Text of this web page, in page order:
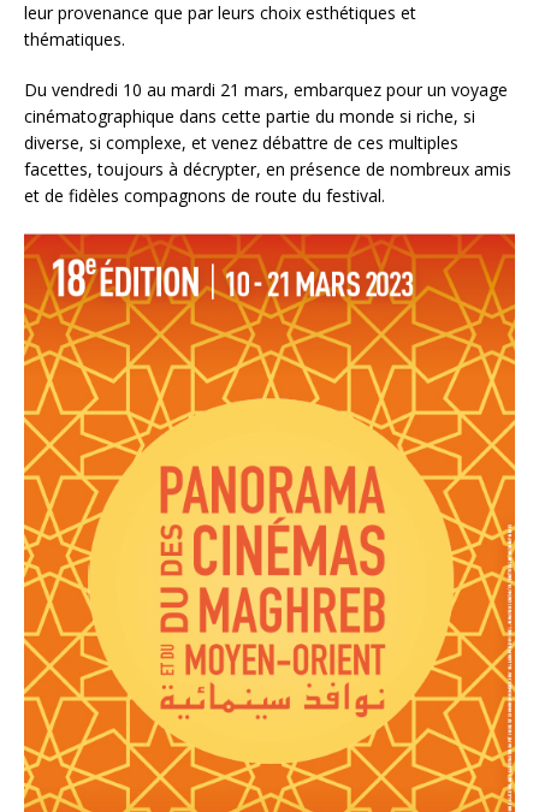
leur provenance que par leurs choix esthétiques et
thématiques.
Du vendredi 10 au mardi 21 mars, embarquez pour un voyage
cinématographique dans cette partie du monde si riche, si
diverse, si complexe, et venez débattre de ces multiples
facettes, toujours à décrypter, en présence de nombreux amis
et de fidèles compagnons de route du festival.